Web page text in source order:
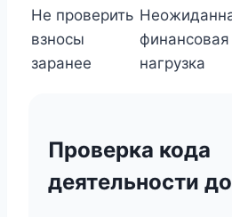
Не проверить
взносы
заранее
финансовая
нагрузка
Проверка кода
деятельности